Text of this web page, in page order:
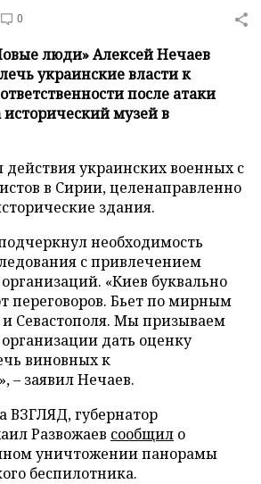
0
люди» Алексей Нечаев
украинские власти к
после атаки
музей в
украинских военных с
в Сирии, целенаправленно
здания.
необходимость
с привлечением
«Киев буквально
переговоров. Бьет по мирным
Севастополя. Мы призываем
дать оценку
виновных к
– заявил Нечаев.
ВЗГЛЯД, губернатор
Развожаев сообщил о
уничтожении панорамы
беспилотника.